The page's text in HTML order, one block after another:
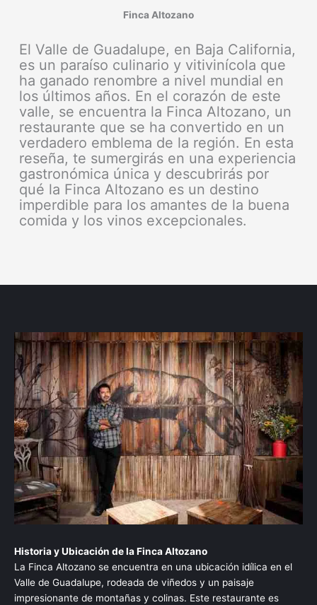
Finca Altozano
El Valle de Guadalupe, en Baja California,
es un paraíso culinario y vitivinícola que
ha ganado renombre a nivel mundial en
los últimos años. En el corazón de este
valle, se encuentra la Finca Altozano, un
restaurante que se ha convertido en un
verdadero emblema de la región. En esta
reseña, te sumergirás en una experiencia
gastronómica única y descubrirás por
qué la Finca Altozano es un destino
imperdible para los amantes de la buena
comida y los vinos excepcionales.
Historia y Ubicación de la Finca Altozano
La Finca Altozano se encuentra en una ubicación idílica en el
Valle de Guadalupe, rodeada de viñedos y un paisaje
impresionante de montañas y colinas. Este restaurante es